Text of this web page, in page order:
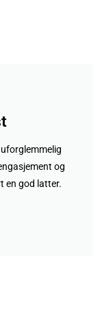
og
en god latter.